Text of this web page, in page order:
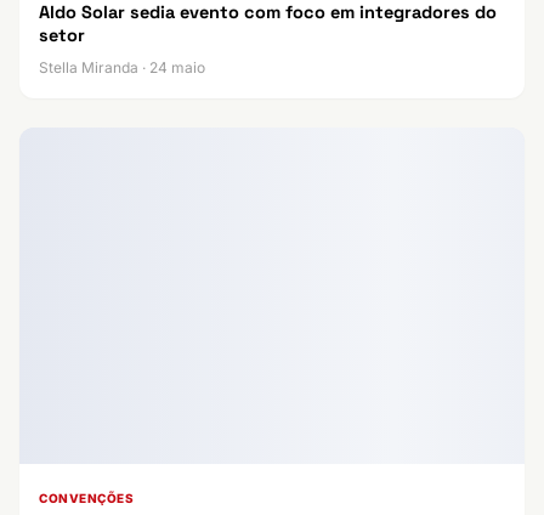
Aldo Solar sedia evento com foco em integradores do
setor
Stella Miranda · 24 maio
CONVENÇÕES